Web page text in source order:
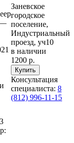
—
Заневское
городское
поселение,
Индустриальный
проезд, уч10
в наличии
1200 р.
Консультация
специалиста: 8
(812) 996-11-15